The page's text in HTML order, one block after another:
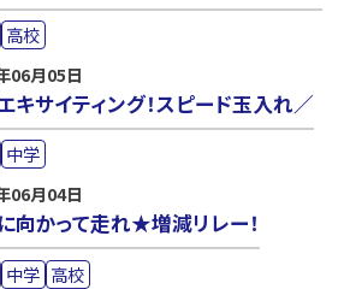
高校
06月05日
キサイティング！スピード玉入れ／
中学
06月04日
向かって走れ★増減リレー！
中学 高校